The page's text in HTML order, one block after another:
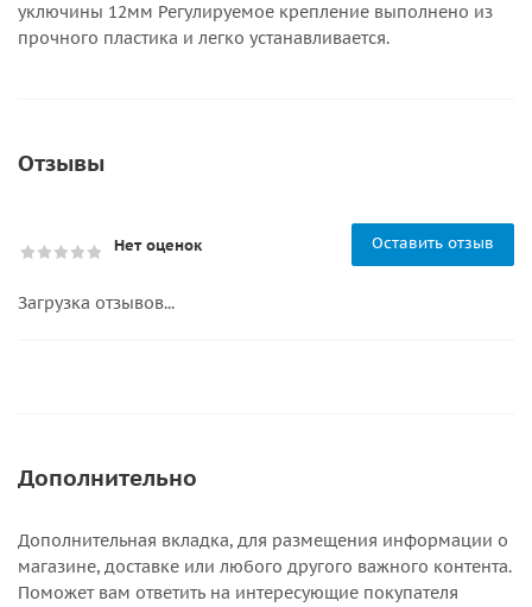
уключины 12мм Регулируемое крепление выполнено из
прочного пластика и легко устанавливается.
Отзывы
Нет оценок Оставить отзыв
Загрузка отзывов...
Дополнительно
Дополнительная вкладка, для размещения информации о
магазине, доставке или любого другого важного контента.
Поможет вам ответить на интересующие покупателя